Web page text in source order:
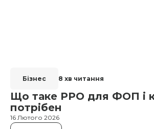
Бізнес 8 хв читання
Що таке РРO для ФОП і
потрібен
16 Лютого 2026